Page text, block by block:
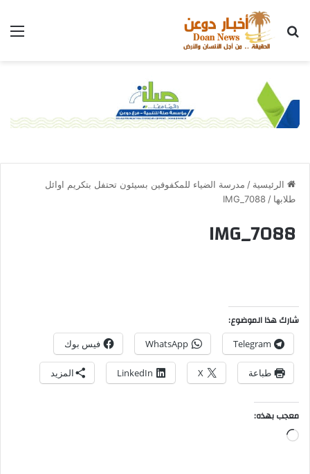
الرئيسية / مدرسة الضياء للمكفوفين بسيئون تحتفل بتكريم اوائل
طلابها /
IMG_7088
IMG_7088
شارك هذا الموضوع:
Telegram
WhatsApp فيس بوك
طباعة X
LinkedIn المزيد
معجب بهذه: